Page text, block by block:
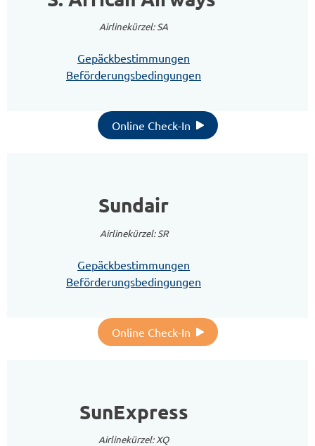
Airlinekürzel: SA
Gepäckbestimmungen
Beförderungsbedingungen
Online Check-In
Sundair
Airlinekürzel: SR
Gepäckbestimmungen
Beförderungsbedingungen
Online Check-In
SunExpress
Airlinekürzel: XQ